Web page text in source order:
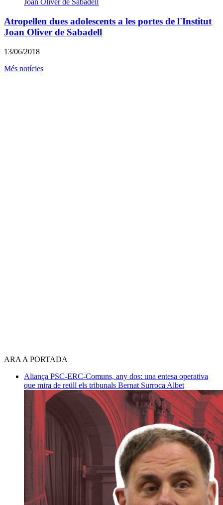
Atropellen dues adolescents a les portes de l'Institut
Joan Oliver de Sabadell
13/06/2018
Més notícies
ARA A PORTADA
Aliança PSC-ERC-Comuns, any dos: una entesa operativa
que mira de reüll els tribunals Bernat Surroca Albet